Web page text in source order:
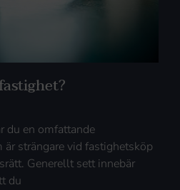
du en omfattande
strängare vid fastighetsköp
Generellt sett innebär
du